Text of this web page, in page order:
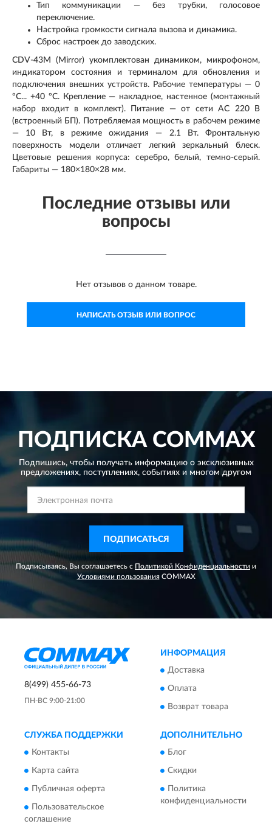
Тип коммуникации — без трубки, голосовое
переключение.
Настройка громкости сигнала вызова и динамика.
Сброс настроек до заводских.
CDV-43M (Mirror) укомплектован динамиком, микрофоном,
индикатором состояния и терминалом для обновления и
подключения внешних устройств. Рабочие температуры — 0
ºС... +40 ºС. Крепление — накладное, настенное (монтажный
набор входит в комплект). Питание — от сети AC 220 В
(встроенный БП). Потребляемая мощность в рабочем режиме
— 10 Вт, в режиме ожидания — 2.1 Вт. Фронтальную
поверхность модели отличает легкий зеркальный блеск.
Цветовые решения корпуса: серебро, белый, темно-серый.
Габариты — 180×180×28 мм.
Последние отзывы или
вопросы
Нет отзывов о данном товаре.
НАПИСАТЬ ОТЗЫВ ИЛИ ВОПРОС
ПОДПИСКАCOMMAX
Подпишись, чтобы получать информацию о эксклюзивных
предложениях, поступлениях, событиях и многом другом
ПОДПИСАТЬСЯ
Подписываясь, Вы соглашаетесь с Политикой Конфиденциальности и
Условиями пользованияCOMMAX
8(499) 455-66-73
ПН-ВС 9:00-21:00
ИНФОРМАЦИЯ
Доставка
Оплата
Возврат товара
СЛУЖБА ПОДДЕРЖКИ
Контакты
Карта сайта
Публичная оферта
Пользовательское
соглашение
ДОПОЛНИТЕЛЬНО
Блог
Скидки
Политика
конфиденциальности